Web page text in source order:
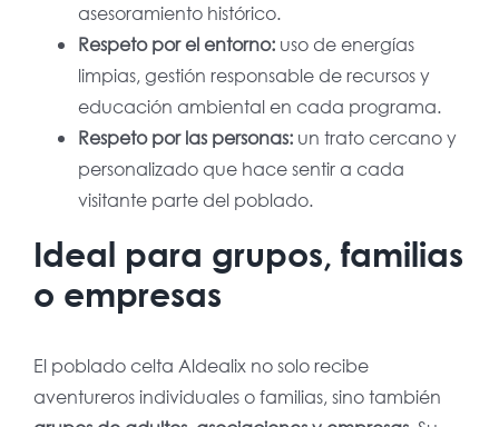
asesoramiento histórico.
Respeto por el entorno: uso de energías
limpias, gestión responsable de recursos y
educación ambiental en cada programa.
Respeto por las personas: un trato cercano y
personalizado que hace sentir a cada
visitante parte del poblado.
Ideal para grupos, familias
o empresas
El poblado celta Aldealix no solo recibe
aventureros individuales o familias, sino también